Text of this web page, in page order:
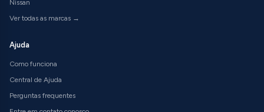
Nissan
Ver todas as marcas →
Ajuda
Como funciona
Central de Ajuda
Perguntas frequentes